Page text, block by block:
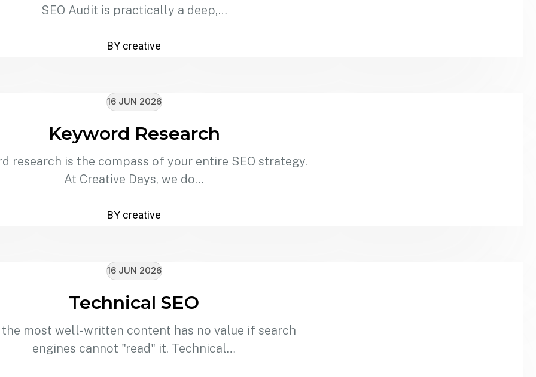
SEO Audit is practically a deep,…
BY creative
16 JUN 2026
Keyword Research
research is the compass of your entire SEO strategy.
At Creative Days, we do…
BY creative
16 JUN 2026
Technical SEO
the most well-written content has no value if search
engines cannot "read" it. Technical…